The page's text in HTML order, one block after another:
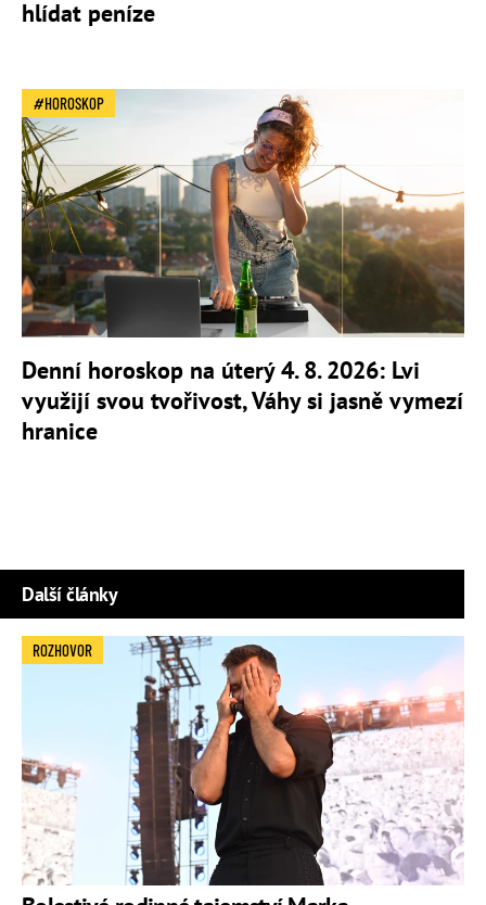
hlídat peníze
HOROSKOP
Denní horoskop na úterý 4. 8. 2026: Lvi
využijí svou tvořivost, Váhy si jasně vymezí
hranice
Další články
ROZHOVOR